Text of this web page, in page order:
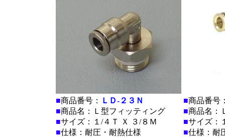
■商品番号：
ＬＤ-２３Ｎ
■商品名：Ｌ型フィッティング
■サイズ：１/４Ｔ Ｘ ３/８Ｍ
■仕様：耐圧・耐熱仕様
■商品番号
■商品名：
■サイズ：
■仕様：耐